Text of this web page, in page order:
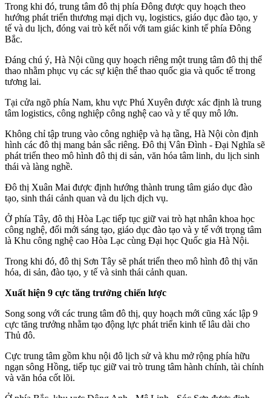
Trong khi đó, trung tâm đô thị phía Đông được quy hoạch theo
hướng phát triển thương mại dịch vụ, logistics, giáo dục đào tạo, y
tế và du lịch, đóng vai trò kết nối với tam giác kinh tế phía Đông
Bắc.
Đáng chú ý, Hà Nội cũng quy hoạch riêng một trung tâm đô thị thể
thao nhằm phục vụ các sự kiện thể thao quốc gia và quốc tế trong
tương lai.
Tại cửa ngõ phía Nam, khu vực Phú Xuyên được xác định là trung
tâm logistics, công nghiệp công nghệ cao và y tế quy mô lớn.
Không chỉ tập trung vào công nghiệp và hạ tầng, Hà Nội còn định
hình các đô thị mang bản sắc riêng. Đô thị Vân Đình - Đại Nghĩa sẽ
phát triển theo mô hình đô thị di sản, văn hóa tâm linh, du lịch sinh
thái và làng nghề.
Đô thị Xuân Mai được định hướng thành trung tâm giáo dục đào
tạo, sinh thái cảnh quan và du lịch dịch vụ.
Ở phía Tây, đô thị Hòa Lạc tiếp tục giữ vai trò hạt nhân khoa học
công nghệ, đổi mới sáng tạo, giáo dục đào tạo và y tế với trọng tâm
là Khu công nghệ cao Hòa Lạc cùng Đại học Quốc gia Hà Nội.
Trong khi đó, đô thị Sơn Tây sẽ phát triển theo mô hình đô thị văn
hóa, di sản, đào tạo, y tế và sinh thái cảnh quan.
Xuất hiện 9 cực tăng trưởng chiến lược
Song song với các trung tâm đô thị, quy hoạch mới cũng xác lập 9
cực tăng trưởng nhằm tạo động lực phát triển kinh tế lâu dài cho
Thủ đô.
Cực trung tâm gồm khu nội đô lịch sử và khu mở rộng phía hữu
ngạn sông Hồng, tiếp tục giữ vai trò trung tâm hành chính, tài chính
và văn hóa cốt lõi.